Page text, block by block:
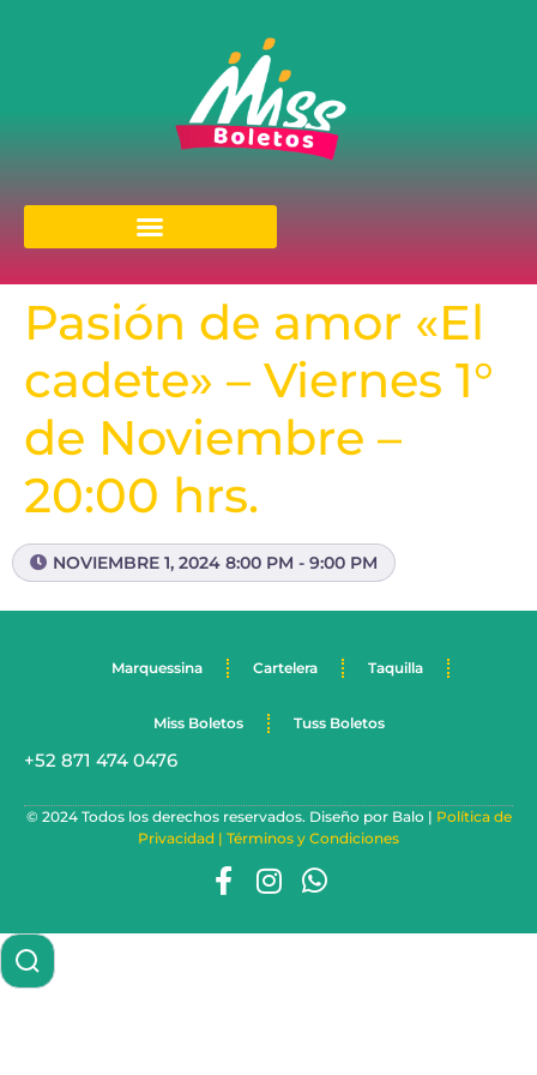
Pasión de amor «El
cadete» – Viernes 1°
de Noviembre –
20:00 hrs.
NOVIEMBRE 1, 2024 8:00 PM - 9:00 PM
Marquessina Cartelera Taquilla
Miss Boletos Tuss Boletos
+52 871 474 0476
© 2024 Todos los derechos reservados. Diseño por Balo | Política de
Privacidad | Términos y Condiciones